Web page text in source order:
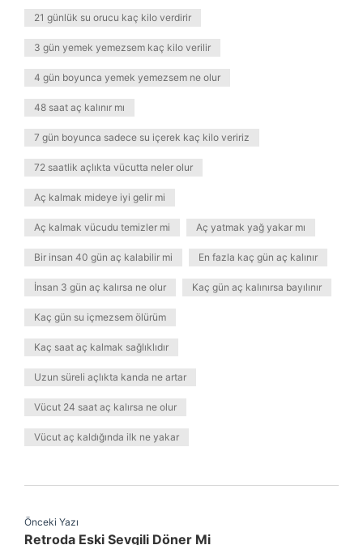
21 günlük su orucu kaç kilo verdirir
3 gün yemek yemezsem kaç kilo verilir
4 gün boyunca yemek yemezsem ne olur
48 saat aç kalınır mı
7 gün boyunca sadece su içerek kaç kilo veririz
72 saatlik açlıkta vücutta neler olur
Aç kalmak mideye iyi gelir mi
Aç kalmak vücudu temizler mi Aç yatmak yağ yakar mı
Bir insan 40 gün aç kalabilir mi En fazla kaç gün aç kalınır
İnsan 3 gün aç kalırsa ne olur Kaç gün aç kalınırsa bayılınır
Kaç gün su içmezsem ölürüm
Kaç saat aç kalmak sağlıklıdır
Uzun süreli açlıkta kanda ne artar
Vücut 24 saat aç kalırsa ne olur
Vücut aç kaldığında ilk ne yakar
Önceki Yazı
Retroda Eski Sevgili Döner Mi